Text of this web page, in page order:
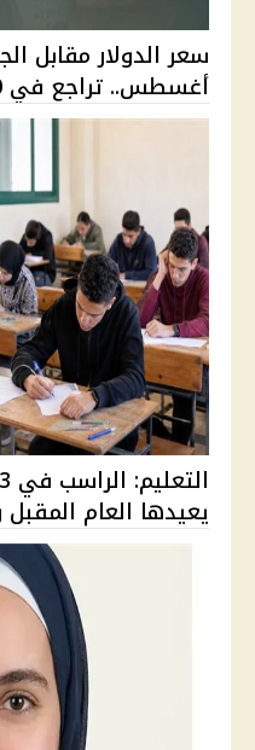
أغسطس.. تراجع في 10 بنوك وارت...
يعيدها العام